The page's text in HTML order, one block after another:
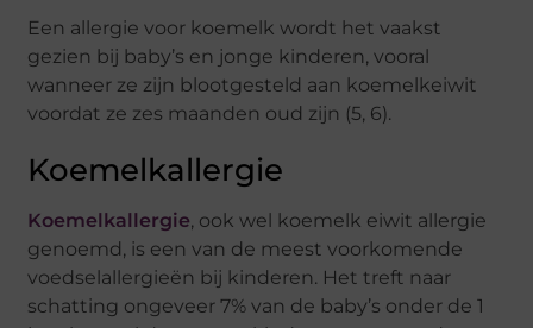
Een allergie voor koemelk wordt het vaakst
gezien bij baby’s en jonge kinderen, vooral
wanneer ze zijn blootgesteld aan koemelkeiwit
voordat ze zes maanden oud zijn (5, 6).
Koemelkallergie
Koemelkallergie, ook wel koemelk eiwit allergie
genoemd, is een van de meest voorkomende
voedselallergieën bij kinderen. Het treft naar
schatting ongeveer 7% van de baby’s onder de 1